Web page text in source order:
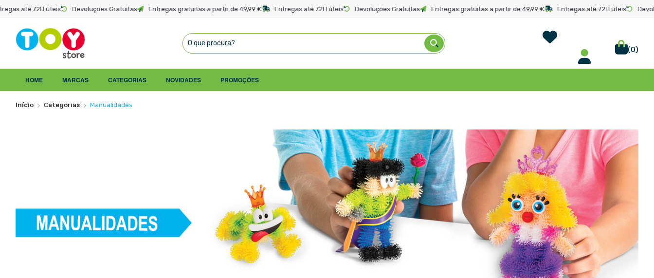
até 72H úteis Devoluções Gratuitas Entregas gratuitas a partir de 49,99 € Entregas até 72H úteis Devoluções Gratuitas Entregas gratuitas a partir de 49,99 € Entregas até 72H úteis
Wish List
(0)
para
HOME MARCAS CATEGORIAS NOVIDADES PROMOÇÕES
Início Categorias Manualidades